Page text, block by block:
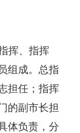
挥、指挥
组成。总指
担任；指挥
的副市长担
体负责，分